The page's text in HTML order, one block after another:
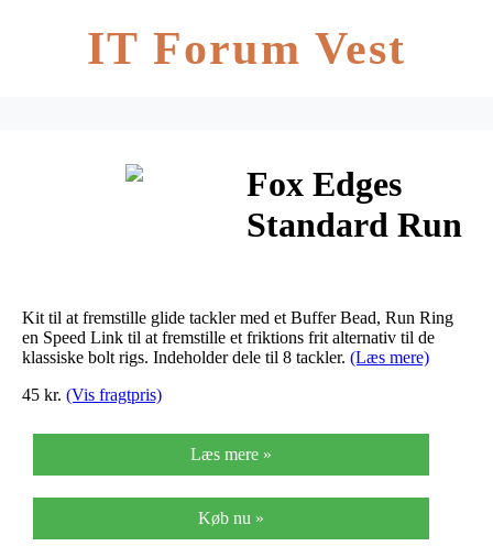
IT Forum Vest
Fox Edges
Standard Run
Kit til at fremstille glide tackler med et Buffer Bead, Run Ring
en Speed Link til at fremstille et friktions frit alternativ til de
klassiske bolt rigs. Indeholder dele til 8 tackler. (Læs mere)
45 kr. (Vis fragtpris)
Læs mere »
Køb nu »